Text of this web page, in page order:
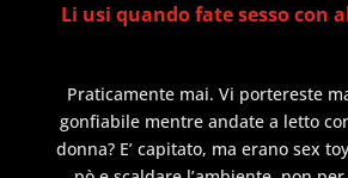
Li usi quando fate sesso con
Praticamente mai. Vi portereste
gonfiabile mentre andate a letto
donna? E’ capitato, ma erano sex